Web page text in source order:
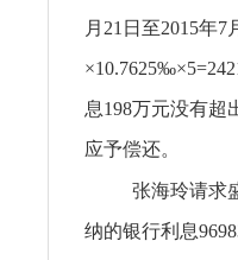
月21日至2015年7
息198万元没有超
应予偿还。
张海玲请求
纳的银行利息